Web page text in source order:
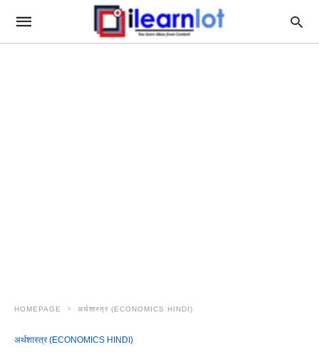
HOMEPAGE अर्थशास्त्र (ECONOMICS HINDI)
अर्थशास्त्र (ECONOMICS HINDI)